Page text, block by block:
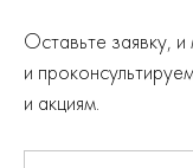
Оставьте заявку,
и
и акциям.